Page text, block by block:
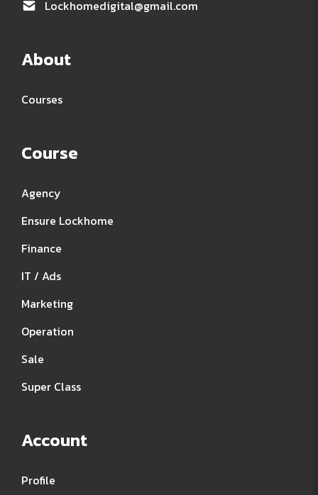
Lockhomedigital@gmail.com
About
Courses
Course
Agency
Ensure Lockhome
Finance
IT / Ads
Marketing
Operation
Sale
Super Class
Account
Profile